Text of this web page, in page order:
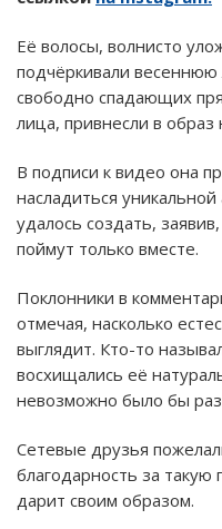
Её волосы, волнисто
подчёркивали весеннюю
свободно спадающих
лица, привнесли в образ
В подписи к видео она
насладиться
удалось создать,
поймут только вместе.
Поклонники в
отмечая, насколько
выглядит. Кто-то
восхищались её
невозможно было бы
Сетевые друзья
благодарность за
дарит своим образом.